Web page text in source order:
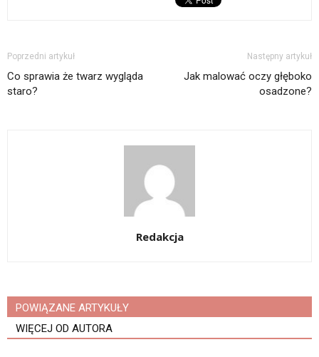
Poprzedni artykuł
Co sprawia że twarz wygląda
staro?
Następny artykuł
Jak malować oczy głęboko
osadzone?
Redakcja
POWIĄZANE ARTYKUŁY
WIĘCEJ OD AUTORA